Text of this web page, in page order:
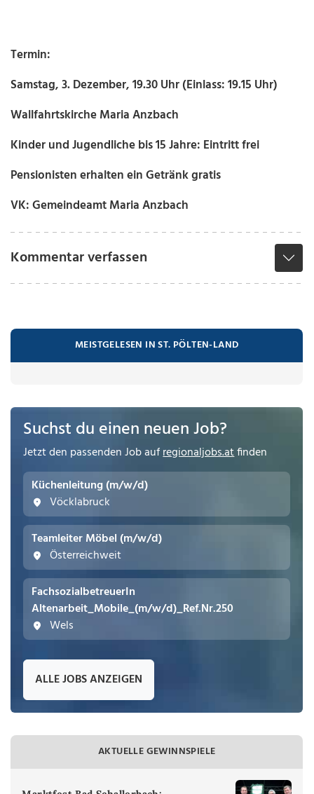
Termin:
Samstag, 3. Dezember, 19.30 Uhr (Einlass: 19.15 Uhr)
Wallfahrtskirche Maria Anzbach
Kinder und Jugendliche bis 15 Jahre: Eintritt frei
Pensionisten erhalten ein Getränk gratis
VK: Gemeindeamt Maria Anzbach
Kommentar verfassen
MEISTGELESEN IN ST. PÖLTEN-LAND
Suchst du einen neuen Job?
Jetzt den passenden Job aufregionaljobs.atfinden
Küchenleitung (m/w/d)
Vöcklabruck
Teamleiter Möbel (m/w/d)
Österreichweit
FachsozialbetreuerIn
Altenarbeit_Mobile_(m/w/d)_Ref.Nr.250
Wels
ALLE JOBS ANZEIGEN
AKTUELLE GEWINNSPIELE